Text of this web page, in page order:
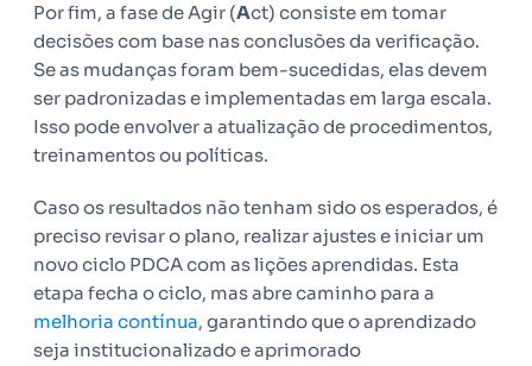
Por fim, a fase de Agir (Act) consiste em tomar
decisões com base nas conclusões da verificação.
Se as mudanças foram bem-sucedidas, elas devem
ser padronizadas e implementadas em larga escala.
Isso pode envolver a atualização de procedimentos,
treinamentos ou políticas.
Caso os resultados não tenham sido os esperados, é
preciso revisar o plano, realizar ajustes e iniciar um
novo ciclo PDCA com as lições aprendidas. Esta
etapa fecha o ciclo, mas abre caminho para a
melhoria contínua, garantindo que o aprendizado
seja institucionalizado e aprimorado